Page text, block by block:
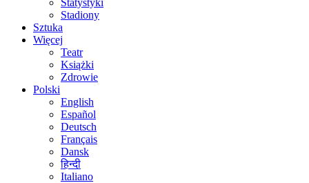
Statystyki
Stadiony
Sztuka
Więcej
Teatr
Książki
Zdrowie
Polski
English
Español
Deutsch
Français
Dansk
हिन्दी
Italiano